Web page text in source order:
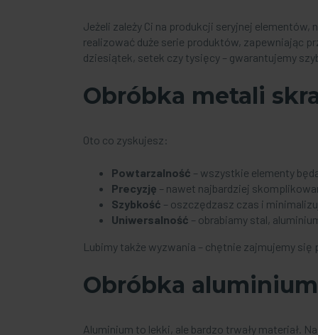
Jeżeli zależy Ci na produkcji seryjnej
realizować duże serie produktów, zapewniając
dziesiątek, setek czy tysięcy – gwarantujemy
Obróbka metali
Oto co zyskujesz:
Powtarzalność – wszystkie elementy
Precyzję – nawet najbardziej
Szybkość – oszczędzasz czas i
Uniwersalność – obrabiamy stal,
Lubimy także wyzwania – chętnie zajmujemy
Obróbka aluminium
Aluminium to lekki, ale bardzo trwały materiał.